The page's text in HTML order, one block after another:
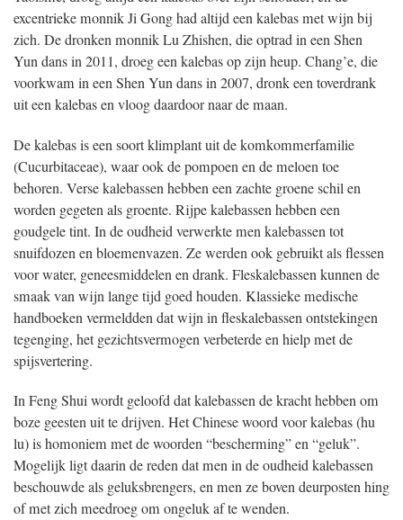
excentrieke monnik Ji Gong had altijd een kalebas met wijn bij
zich. De dronken monnik Lu Zhishen, die optrad in een Shen
Yun dans in 2011, droeg een kalebas op zijn heup. Chang’e, die
voorkwam in een Shen Yun dans in 2007, dronk een toverdrank
uit een kalebas en vloog daardoor naar de maan.
De kalebas is een soort klimplant uit de komkommerfamilie
(Cucurbitaceae), waar ook de pompoen en de meloen toe
behoren. Verse kalebassen hebben een zachte groene schil en
worden gegeten als groente. Rijpe kalebassen hebben een
goudgele tint. In de oudheid verwerkte men kalebassen tot
snuifdozen en bloemenvazen. Ze werden ook gebruikt als flessen
voor water, geneesmiddelen en drank. Fleskalebassen kunnen de
smaak van wijn lange tijd goed houden. Klassieke medische
handboeken vermeldden dat wijn in fleskalebassen ontstekingen
tegenging, het gezichtsvermogen verbeterde en hielp met de
spijsvertering.
In Feng Shui wordt geloofd dat kalebassen de kracht hebben om
boze geesten uit te drijven. Het Chinese woord voor kalebas (hu
lu) is homoniem met de woorden “bescherming” en “geluk”.
Mogelijk ligt daarin de reden dat men in de oudheid kalebassen
beschouwde als geluksbrengers, en men ze boven deurposten hing
of met zich meedroeg om ongeluk af te wenden.